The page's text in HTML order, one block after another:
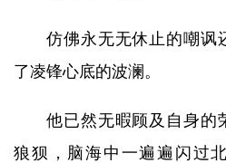
仿佛永无无休止的嘲讽
了凌锋心底的波澜。
他已然无暇顾及自身的
狼狈，脑海中一遍遍闪过